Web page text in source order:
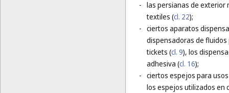
- las persianas de exterior
textiles (cl. 22);
- ciertos aparatos
dispensadoras de
tickets (cl. 9), los
adhesiva (cl. 16);
- ciertos espejos para
los espejos utilizados en